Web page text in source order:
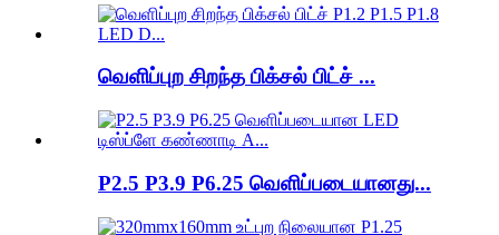
வெளிப்புற சிறந்த பிக்சல் பிட்ச் ...
P2.5 P3.9 P6.25 வெளிப்படையானது...